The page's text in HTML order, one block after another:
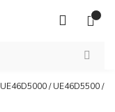
/ UE46D5500 /